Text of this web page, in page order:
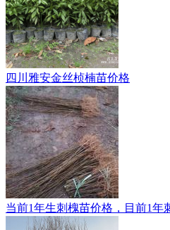
四川雅安金丝桢楠苗价格
当前1年生刺槐苗价格，目前1年